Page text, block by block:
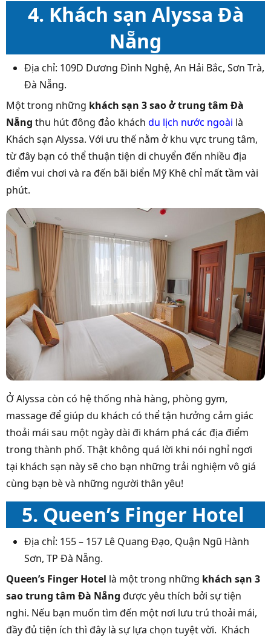
4. Khách sạn Alyssa Đà
Nẵng
Địa chỉ: 109D Dương Đình Nghệ, An Hải Bắc, Sơn Trà,
Đà Nẵng.
Một trong những khách sạn 3 sao ở trung tâm Đà
Nẵng thu hút đông đảo khách du lịch nước ngoài là
Khách sạn Alyssa. Với ưu thế nằm ở khu vực trung tâm,
từ đây bạn có thể thuận tiện di chuyển đến nhiều địa
điểm vui chơi và ra đến bãi biển Mỹ Khê chỉ mất tầm vài
phút.
Ở Alyssa còn có hệ thống nhà hàng, phòng gym,
massage để giúp du khách có thể tận hưởng cảm giác
thoải mái sau một ngày dài đi khám phá các địa điểm
trong thành phố. Thật không quá lời khi nói nghỉ ngơi
tại khách sạn này sẽ cho bạn những trải nghiệm vô giá
cùng bạn bè và những người thân yêu!
5. Queen’s Finger Hotel
Địa chỉ: 155 – 157 Lê Quang Đạo, Quận Ngũ Hành
Sơn, TP Đà Nẵng.
Queen’s Finger Hotel là một trong những khách sạn 3
sao trung tâm Đà Nẵng được yêu thích bởi sự tiện
nghi. Nếu bạn muốn tìm đến một nơi lưu trú thoải mái,
đầy đủ tiện ích thì đây là sự lựa chọn tuyệt vời. Khách